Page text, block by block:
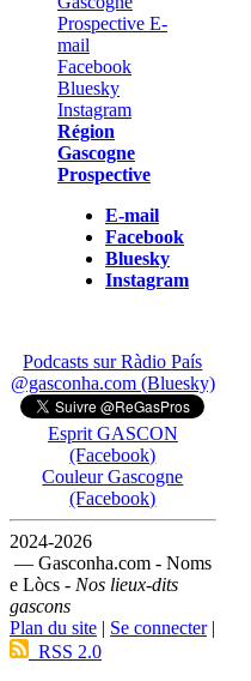
Région
Gascogne
Prospective
E-mail
Facebook
Bluesky
Instagram
Podcasts sur Ràdio País
@gasconha.com (Bluesky)
Esprit GASCON
(Facebook)
Couleur Gascogne
(Facebook)
2024-2026
— Gasconha.com - Noms
e Lòcs - Nos lieux-dits
gascons
Plan du site | Se connecter|
RSS 2.0